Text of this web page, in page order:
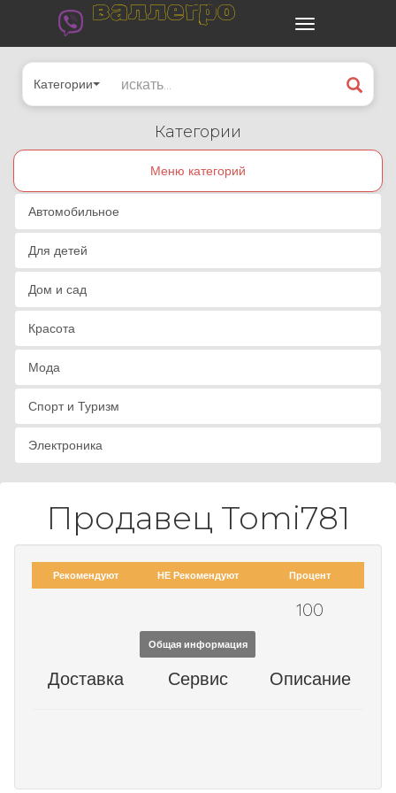
валлегро
Категории
Категории
Меню категорий
Автомобильное
Для детей
Дом и сад
Красота
Мода
Спорт и Туризм
Электроника
Продавец Tomi781
Рекомендуют НЕ Рекомендуют Процент
100
Общая информация
Доставка Сервис Описание